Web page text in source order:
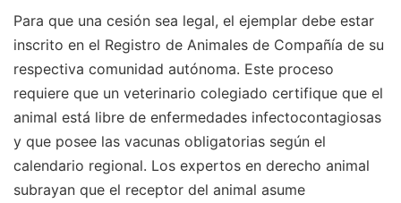
Para que una cesión sea legal, el ejemplar debe estar
inscrito en el Registro de Animales de Compañía de su
respectiva comunidad autónoma. Este proceso
requiere que un veterinario colegiado certifique que el
animal está libre de enfermedades infectocontagiosas
y que posee las vacunas obligatorias según el
calendario regional. Los expertos en derecho animal
subrayan que el receptor del animal asume